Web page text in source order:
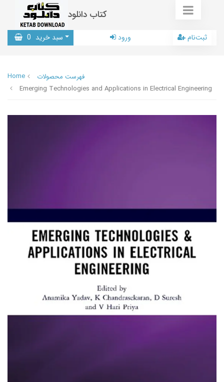
کتاب دانلود
سبد خرید 0 ورود ثبت‌نام
Home
فهرست محصولات
Emerging Technologies and Applications in Electrical Engineering